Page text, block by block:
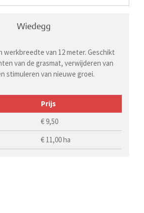
Wiedegg
werkbreedte van 12 meter. Geschikt
van de grasmat, verwijderen van
stimuleren van nieuwe groei.
Prijs
€ 9,50
€ 11,00 ha